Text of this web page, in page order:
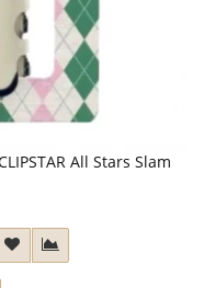
All Stars Slam